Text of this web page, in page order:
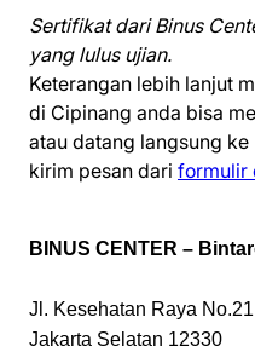
Sertifikat dari Binus
yang lulus ujian.
Keterangan lebih lanjut
di Cipinang anda bisa
atau datang langsung
kirim pesan dari formulir
BINUS CENTER –
Jl. Kesehatan Raya
Jakarta Selatan 12330